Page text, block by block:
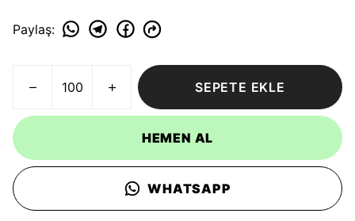
Paylaş:
SEPETE EKLE
HEMEN AL
WHATSAPP